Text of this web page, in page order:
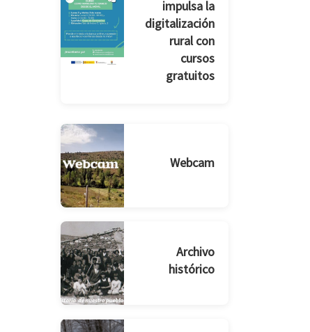
impulsa la
digitalización
rural con
cursos
gratuitos
Webcam
Archivo
histórico